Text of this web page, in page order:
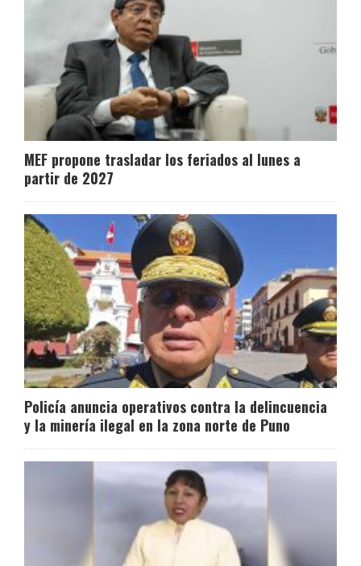
MEF propone trasladar los feriados al lunes a
partir de 2027
Policía anuncia operativos contra la delincuencia
y la minería ilegal en la zona norte de Puno